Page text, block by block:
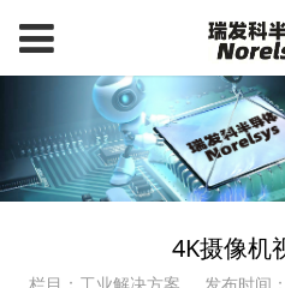
4K摄像机